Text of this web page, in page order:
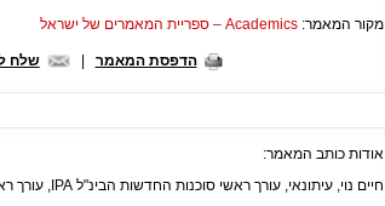
מקור המאמר: Academics – ספריית המאמרים של ישראל
הדפסת המאמר שלח
אודות כותב המאמר:
חיים נוי, עיתונאי, עורך ראשי סוכנות החדשות הבינ"ל IPA, עורך ראשי לשעבר סוכנות הידיעות עתים, חבר תא מבקרי התיאטרון באגודת העיתונאים.